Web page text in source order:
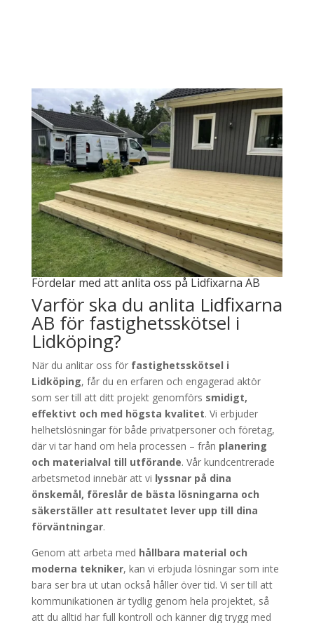
Fördelar med att anlita oss på Lidfixarna AB
Varför ska du anlita Lidfixarna
AB för fastighetsskötsel i
Lidköping?
När du anlitar oss för fastighetsskötsel i
Lidköping, får du en erfaren och engagerad aktör
som ser till att ditt projekt genomförs smidigt,
effektivt och med högsta kvalitet. Vi erbjuder
helhetslösningar för både privatpersoner och företag,
där vi tar hand om hela processen – från planering
och materialval till utförande. Vår kundcentrerade
arbetsmetod innebär att vi lyssnar på dina
önskemål, föreslår de bästa lösningarna och
säkerställer att resultatet lever upp till dina
förväntningar.
Genom att arbeta med hållbara material och
moderna tekniker, kan vi erbjuda lösningar som inte
bara ser bra ut utan också håller över tid. Vi ser till att
kommunikationen är tydlig genom hela projektet, så
att du alltid har full kontroll och känner dig trygg med